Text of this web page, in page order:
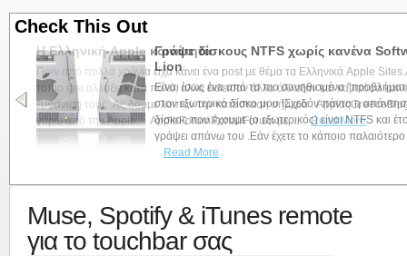
Check This Out
Γράψε δίσκους NTFS χωρίς κανένα
Lion
Είναι ίσως ένα από τα πιο συνηθισμένα
στον εξωτερικό δίσκο μου !Σχεδόν πάντα η
δίσκος που έχουμε (ο εξωτερικός) είναι NTFS και
γράψει απάνω του .Εάν έχετε το κάποιο παλαιότερο
Read More
Muse, Spotify & iTunes remote
για το touchbar σας